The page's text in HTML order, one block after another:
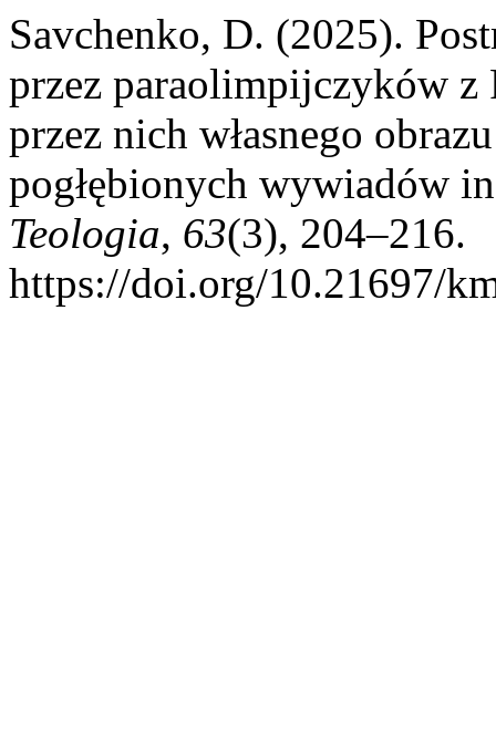
Savchenko, D. (2025).
przez paraolimpijczyków
przez nich własnego
pogłębionych wywiadów
Teologia, 63(3), 204–216.
https://doi.org/10.21697/